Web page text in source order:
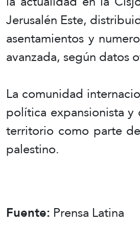
Jerusalén Este,
asentamientos y
avanzada, según datos
La comunidad
política expansionista y
territorio como parte
palestino.
Fuente: Prensa Latina